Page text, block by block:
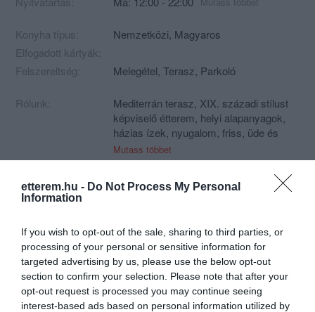
etterem.hu - Do Not Process My Personal
Information
If you wish to opt-out of the sale, sharing to third parties, or
processing of your personal or sensitive information for
targeted advertising by us, please use the below opt-out
section to confirm your selection. Please note that after your
opt-out request is processed you may continue seeing
interest-based ads based on personal information utilized by
Konyha típus: Nemzetközi, Magyaros
Elfogadott kártyák:
Felszereltség:
Melegétel, Terasz, Parkoló
Rólunk:
Mediterrán terasz, XIX. századi stílust
képviselő étterem, helyi alapanyagok,
házias ízek, nyugalom, friss, üde és
komplex borok a Balaton-felvidék egy
csendes kis falujában, a Balatonfüred-
Mutass többet
8244 Dörgicse, Fő utca 67.
+36 87 444 379
pantlikamarketing@gmail.com
http://pantlikapinceszet.hu/